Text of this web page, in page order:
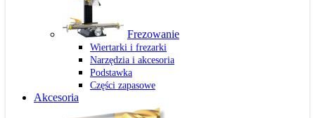
Frezowanie
Wiertarki i frezarki
Narzędzia i akcesoria
Podstawka
Części zapasowe
Akcesoria